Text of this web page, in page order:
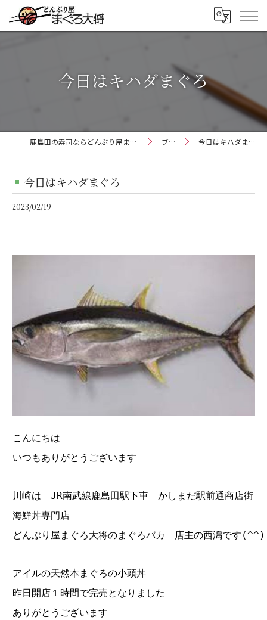
今日はキハダまぐろ
鹿島田の寿司ならどんぶり屋まぐろ大将 ブログ 今日はキハダまぐろ
今日はキハダまぐろ
2023/02/19
こんにちは
いつもありがとうございます
川崎は JR南武線鹿島田駅下車 かしまだ駅前通商店街
海鮮丼専門店
どんぶり屋まぐろ大将のまぐろバカ 店主の西潟です(^^)
アイルの天然本まぐろの小頭丼
昨日開店１時間で完売となりました
ありがとうございます